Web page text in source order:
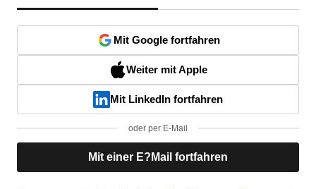
Mit Google fortfahren
Weiter mit Apple
Mit LinkedIn fortfahren
oder per E-Mail
Mit einer E?Mail fortfahren